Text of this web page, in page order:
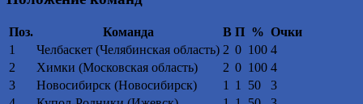
Поз. Команда В П % Очки
1
Челбаскет (Челябинская область) 2 0 100 4
2
Химки (Московская область) 2 0 100 4
3
Новосибирск (Новосибирск) 1 1 50
3